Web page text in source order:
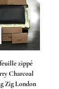
zippé
Charcoal
Zig London